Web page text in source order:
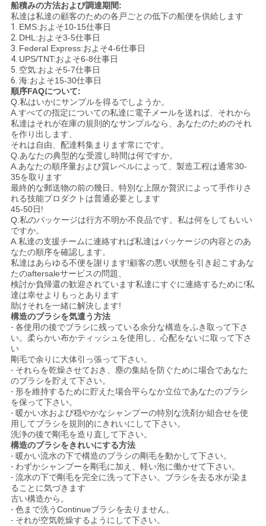
船積みの方法および調達期間:
私達は私達の顧客のための各戸ごとの低下の船便を供給します
1. EMS:およそ10-15仕事日
2. DHL:およそ3-5仕事日
3. Federal Express:およそ4-6仕事日
4. UPS/TNT:およそ6-8仕事日
5. 空気:およそ5-7仕事日
6. 海:およそ15-30仕事日
順序FAQについて:
Q.私はいかにサンプルを得るでしようか。
A.すべての指定についての私達に電子メールを送れば、それから
私達はそれが在庫の規則的なサンプルなら、あなたのためのそれ
を作り出します、
それは自由、配達料集まります常にです。
Q.あなたの典型的な受渡し時間は何ですか。
A.あなたの順序量および質レベルによって、製造工程は通常30-
35を取ります
最終的な郵送物の前の幾日。特別な上限か贅沢によって手作りさ
れる技能プロダクトは普通必要とします
45-50日!
Q.私のパッケージは行方不明か不良品です。私は何をしてもいい
ですか。
A.私達の支援チームに連絡すれば私達はパッケージの内容とのあ
なたの順序を確認します。
私達はあらゆる不便を謝ります!顧客の悪い状態を引き起こすあな
たのaftersaleサービスの問題、
検討か負帰還の歓迎されています私達にすぐに連絡するために!私
達は幸せよりもっとあります
助けそれを一緒に解決します!
構造のブラシを気遣う方法
- 各使用の後でブラシに残っている余分な構造をふき取って下さ
い。柔らかい布かティッシュを使用し、心配をないに取って下さ
い
剛毛で余りに大体引っ張って下さい。
- それらを乾燥させておき、塵の集結を防ぐために場合であなた
のブラシを貯えて下さい。
- 形を維持するために貯えた場合平らなか立位であなたのブラシ
を保って下さい。
- 暖かい水および穏やかなシャンプーの特別な洗剤か組合せを使
用してブラシを規則的にきれいにして下さい。
洗浄の後で剛毛を造り直して下さい。
構造のブラシをきれいにする方法
- 暖かい流水の下で構造のブラシの剛毛を動かして下さい。
- わずかシャンプーを剛毛に加え、軽い泡に働かせて下さい。
- 流水の下で剛毛を完全に洗って下さい。ブラシを去る水が染ま
ることに気づきます
古い構造から。
- 色まで洗うContinueブラシを去りません。
- それが空気乾燥するようにして下さい。